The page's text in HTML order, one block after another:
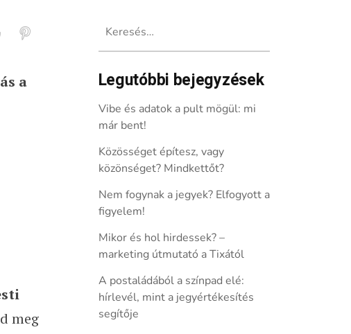
Árstídir és a többiek!
a
meg
Legutóbbi bejegyzések
Vibe és adatok a pult mögül: mi
már bent!
Közösséget építesz, vagy
közönséget? Mindkettőt?
Nem fogynak a jegyek? Elfogyott a
figyelem!
Mikor és hol hirdessek? –
marketing útmutató a Tixától
A postaládából a színpad elé:
hírlevél, mint a jegyértékesítés
segítője